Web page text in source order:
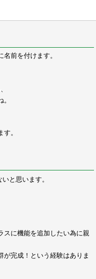
前を付けます。
。
と思います。
スに機能を追加したい為に親
が完成！という経験はありま